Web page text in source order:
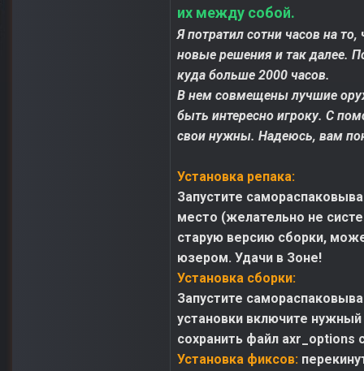
их между собой.
Я потратил сотни часов на
новые решения и так далее.
куда больше 2000 часов.
В нем совмещены лучшие
быть интересно игроку. С
свои нужны. Надеюсь, вам
Установка репака:
Запустите
место (желательно не
старую версию сборки,
юзером. Удачи в Зоне!
Установка сборки:
Запустите
установки включите
сохранить файл axr_options
Установка фиксов: